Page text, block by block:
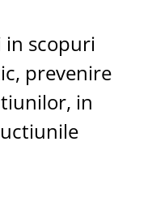
in scopuri
prevenire
in